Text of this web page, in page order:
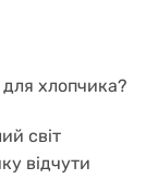
хлопчика?
світ
відчути